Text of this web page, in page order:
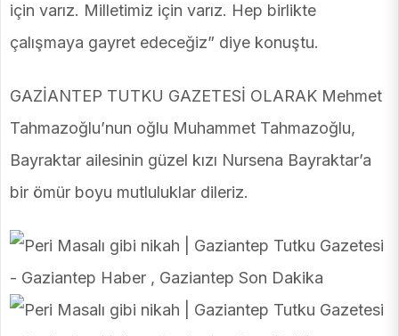
için varız. Milletimiz için varız. Hep birlikte
çalışmaya gayret edeceğiz” diye konuştu.
GAZİANTEP TUTKU GAZETESİ OLARAK Mehmet
Tahmazoğlu’nun oğlu Muhammet Tahmazoğlu,
Bayraktar ailesinin güzel kızı Nursena Bayraktar’a
bir ömür boyu mutluluklar dileriz.